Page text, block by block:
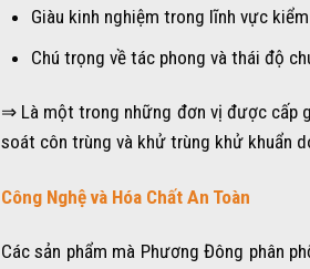
Giàu kinh nghiệm trong lĩnh vực
Chú trọng về tác phong và thái độ
⇒ Là một trong những đơn vị được cấp
soát côn trùng và khử trùng khử khuẩn
Công Nghệ và Hóa Chất An Toàn
Các sản phẩm mà Phương Đông phân